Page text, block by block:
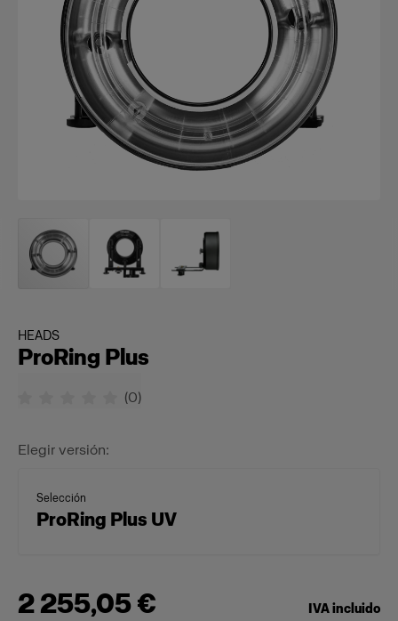
HEADS
ProRing Plus
(0)
Elegir versión:
Selección
ProRing Plus UV
2 255,05 €
IVA incluido